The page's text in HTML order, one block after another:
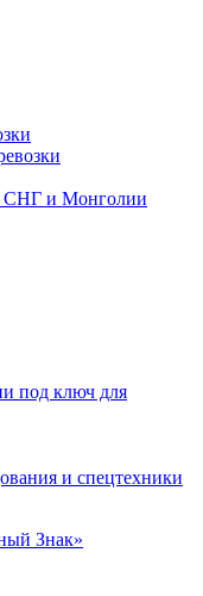
СНГ и Монголии
под ключ для
и спецтехники
Знак»